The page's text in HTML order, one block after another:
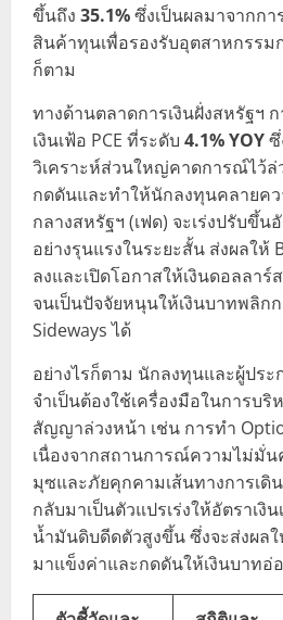
ขึ้นถึง 35.1%ซึ่งเป็นผลมาจากก
สินค้าทุนเพื่อรองรับอุตสาหกรร
ก็ตาม
ทางด้านตลาดการเงินฝั่งสหรัฐฯ
เงินเฟ้อ PCE ที่ระดับ 4.1% YOY
วิเคราะห์ส่วนใหญ่คาดการณ์ไว้ล่
กดดันและทำให้นักลงทุนคลายค
กลางสหรัฐฯ (เฟด) จะเร่งปรับขึ้น
อย่างรุนแรงในระยะสั้น ส่งผลให้
ลงและเปิดโอกาสให้เงินดอลลา
จนเป็นปัจจัยหนุนให้เงินบาทพลิก
Sideways ได้
อย่างไรก็ตาม นักลงทุนและผู้ประ
จำเป็นต้องใช้เครื่องมือในการบริ
สัญญาล่วงหน้า เช่น การทำ
เนื่องจากสถานการณ์ความไม่มั่
มุซและภัยคุกคามเส้นทางการเดิ
กลับมาเป็นตัวแปรเร่งให้อัตราเงิ
น้ำมันดิบดีดตัวสูงขึ้น ซึ่งจะส่งผล
มาแข็งค่าและกดดันให้เงินบาทอ่